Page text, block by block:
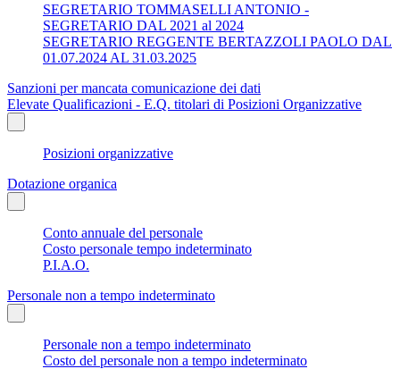
SEGRETARIO TOMMASELLI ANTONIO -
SEGRETARIO DAL 2021 al 2024
SEGRETARIO REGGENTE BERTAZZOLI PAOLO DAL
01.07.2024 AL 31.03.2025
Sanzioni per mancata comunicazione dei dati
Elevate Qualificazioni - E.Q. titolari di Posizioni Organizzative
Posizioni organizzative
Dotazione organica
Conto annuale del personale
Costo personale tempo indeterminato
P.I.A.O.
Personale non a tempo indeterminato
Personale non a tempo indeterminato
Costo del personale non a tempo indeterminato